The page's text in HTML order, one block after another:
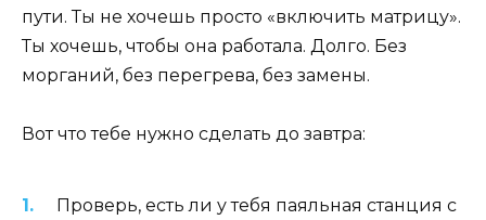
пути. Ты не хочешь просто «включить матрицу».
Ты хочешь, чтобы она работала. Долго. Без
морганий, без перегрева, без замены.
Вот что тебе нужно сделать до завтра:
Проверь, есть ли у тебя паяльная станция с